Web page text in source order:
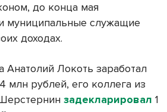
до конца мая
муниципальные служащие
доходах.
Локоть заработал
млн рублей, его коллега из
задекларировал 1